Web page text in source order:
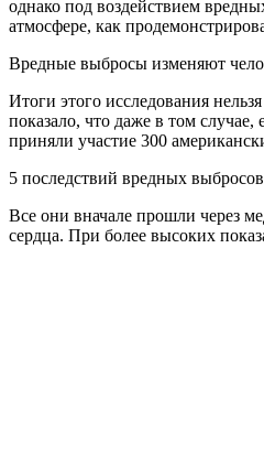
однако под воздействием
атмосфере, как
Вредные выбросы изменяют
Итоги этого исследования
показало, что даже в том
приняли участие 300
5 последствий вредных выбросов
Все они вначале прошли через
сердца. При более высоких